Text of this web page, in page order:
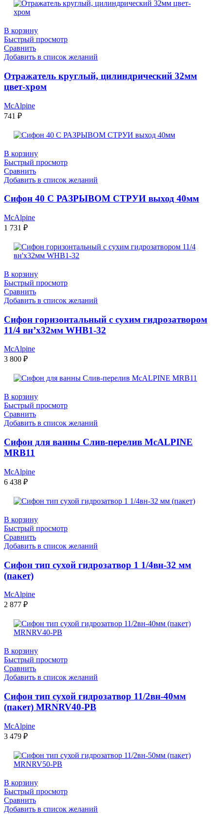
В корзину
Быстрый просмотр
Сравнить
Добавить в список желаний
Отражатель круглый, цилиндрический 32мм
цвет-хром
McAlpine
741 ₽
В корзину
Быстрый просмотр
Сравнить
Добавить в список желаний
Сифон 40 С РАЗРЫВОМ СТРУИ выход 40мм
McAlpine
1 731 ₽
В корзину
Быстрый просмотр
Сравнить
Добавить в список желаний
Сифон горизонтальный с сухим гидрозатвором
11/4 вн’x32мм WHB1-32
McAlpine
3 800 ₽
В корзину
Быстрый просмотр
Сравнить
Добавить в список желаний
Сифон для ванны Слив-перелив McALPINE
MRB11
McAlpine
6 438 ₽
В корзину
Быстрый просмотр
Сравнить
Добавить в список желаний
Сифон тип сухой гидрозатвор 1 1/4вн-32 мм
(пакет)
McAlpine
2 877 ₽
В корзину
Быстрый просмотр
Сравнить
Добавить в список желаний
Сифон тип сухой гидрозатвор 11/2вн-40мм
(пакет) MRNRV40-РВ
McAlpine
3 479 ₽
В корзину
Быстрый просмотр
Сравнить
Добавить в список желаний